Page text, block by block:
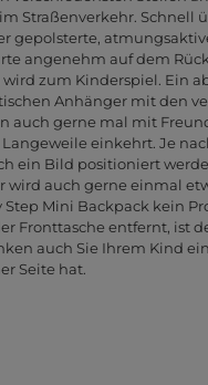
Straßenverkehr. Schnell
gepolsterte,
angenehm auf dem
wird zum Kinderspiel. Ein
Anhänger mit den
auch gerne mal mit
einkehrt. Je
ein Bild positioniert
wird auch gerne einmal
Step Mini Backpack kein
Fronttasche entfernt, ist
auch Sie Ihrem Kind
Seite hat.